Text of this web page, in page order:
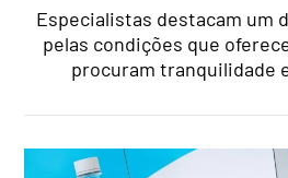
Especialistas destacam um
pelas condições que
procuram tranquilidade